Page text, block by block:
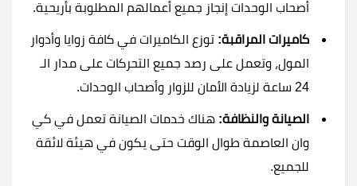
أصحاب الوحدات إنجاز جميع أعمالهم المطلوبة بأريحية.
كاميرات المراقبة: توزع الكاميرات في كافة زوايا وأدوار
المول، وتعمل على رصد جميع التحركات على مدار الـ
24 ساعة لزيادة الأمان للزوار وأصحاب الوحدات.
الصيانة والنظافة: هناك خدمات الصيانة تعمل في كي
وان العاصمة طوال الوقت حتى يكون في هيئة لائقة
للجميع.